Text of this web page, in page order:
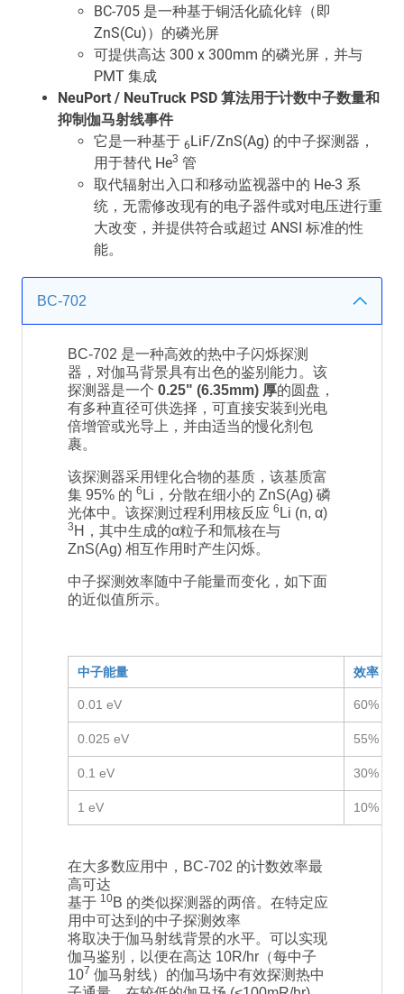
BC-705 是一种基于铜活化硫化锌（即
ZnS(Cu)）的磷光屏
可提供高达 300 x 300mm 的磷光屏，并与
PMT 集成
NeuPort / NeuTruck PSD 算法用于计数中子数量和
抑制伽马射线事件
它是一种基于 6LiF/ZnS(Ag) 的中子探测器，
用于替代 He3 管
取代辐射出入口和移动监视器中的 He-3 系
统，无需修改现有的电子器件或对电压进行重
大改变，并提供符合或超过 ANSI 标准的性
能。
BC-702
BC-702 是一种高效的热中子闪烁探测
器，对伽马背景具有出色的鉴别能力。该
探测器是一个0.25" (6.35mm) 厚的圆盘，
有多种直径可供选择，可直接安装到光电
倍增管或光导上，并由适当的慢化剂包
裹。
该探测器采用锂化合物的基质，该基质富
集 95% 的6 Li，分散在细小的 ZnS(Ag) 磷
光体中。该探测过程利用核反应6 Li (n, α)
3 H，其中生成的α粒子和氚核在与
ZnS(Ag) 相互作用时产生闪烁。
中子探测效率随中子能量而变化，如下面
的近似值所示。
中子能量 效率
0.01 eV 60%
0.025 eV 55%
0.1 eV 30%
1 eV 10%
在大多数应用中，BC-702 的计数效率最
高可达
基于 10B 的类似探测器的两倍。在特定应
用中可达到的中子探测效率
将取决于伽马射线背景的水平。可以实现
伽马鉴别，以便在高达 10R/hr（每中子
107 伽马射线）的伽马场中有效探测热中